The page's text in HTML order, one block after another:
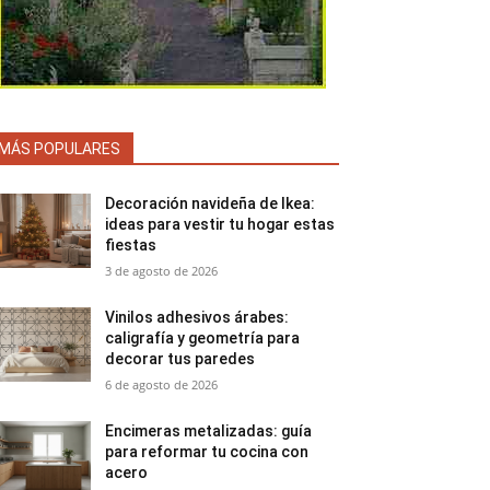
MÁS POPULARES
Decoración navideña de Ikea:
ideas para vestir tu hogar estas
fiestas
3 de agosto de 2026
Vinilos adhesivos árabes:
caligrafía y geometría para
decorar tus paredes
6 de agosto de 2026
Encimeras metalizadas: guía
para reformar tu cocina con
acero